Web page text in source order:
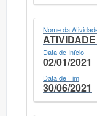
Nome da
Data de Início
02/01/2021
Data de Fim
30/06/2021